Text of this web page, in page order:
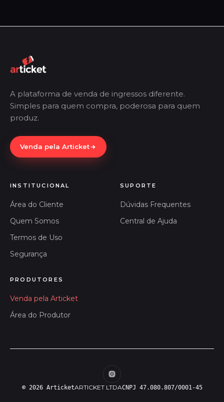
A plataforma de venda de ingressos diferente.
Simples para quem compra, poderosa para quem
produz.
Venda pela Articket
INSTITUCIONAL
Área do Cliente
Quem Somos
Termos de Uso
Segurança
SUPORTE
Dúvidas Frequentes
Central de Ajuda
PRODUTORES
Venda pela Articket
Área do Produtor
© 2026 ArticketARTICKET LTDACNPJ 47.080.807/0001-45